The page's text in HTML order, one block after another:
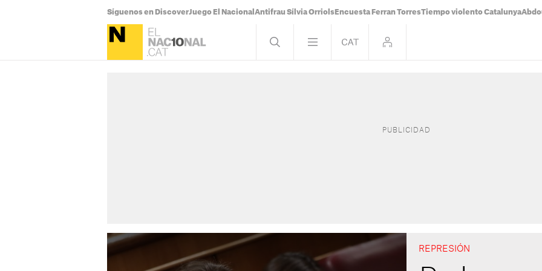
Síguenos en DiscoverJuego El Nacional Antifrau Sílvia Orriols Encuesta Ferran TorresTiempo violento Catalunya
REPRESIÓN